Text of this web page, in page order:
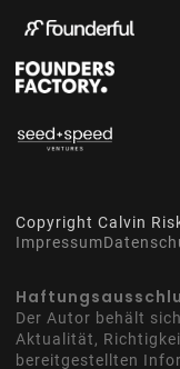
Copyright Calvin
Impressum
Der Autor behält
Aktualität,
bereitgestellten